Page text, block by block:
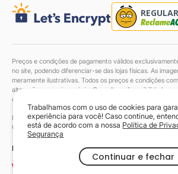
Trabalhamos com o uso de cookies para
experiência para você! Caso continue,
está de acordo com a nossa Política de
Segurança
Continuar e fechar
Preços e condições de pagamento válidos
no site, podendo diferenciar-se das lojas físicas. As
meramente ilustrativas. Todos os preços e condições
alteração sem aviso prévio. Consulte a disponibilidade
com entrega até 48h.
Komfort House Sofás LTDA. | 38.046.549/0001-90 |
Copyright© 2024
Powered by